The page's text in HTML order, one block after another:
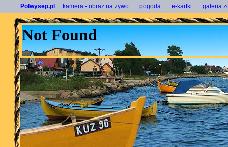
Polwysep.pl kamera - obraz na żywo pogoda e-kartki galeria